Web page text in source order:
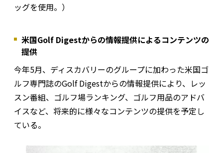
ッグを使用。）
米国Golf Digestからの情報提供によるコンテンツの
提供
今年5月、ディスカバリーのグループに加わった米国ゴ
ルフ専門誌のGolf Digestからの情報提供により、レッ
スン番組、ゴルフ場ランキング、ゴルフ用品のアドバ
イスなど、将来的に様々なコンテンツの提供を予定し
ている。